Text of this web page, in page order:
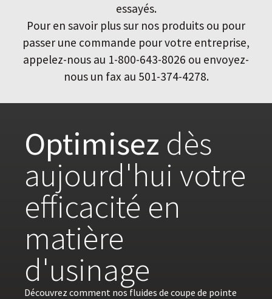
essayés.
Pour en savoir plus sur nos produits ou pour
passer une commande pour votre entreprise,
appelez-nous au 1-800-643-8026 ou envoyez-
nous un fax au 501-374-4278.
Optimisez dès
aujourd'hui votre
efficacité en
matière
d'usinage
Découvrez comment nos fluides de coupe de pointe